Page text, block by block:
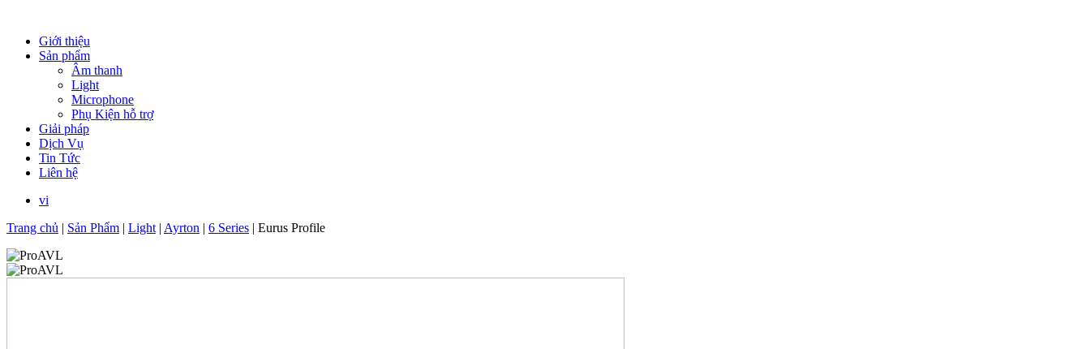
Giới thiệu
Sản phẩm
Âm thanh
Light
Microphone
Phụ Kiện hỗ trợ
Giải pháp
Dịch Vụ
Tin Tức
Liên hệ
vi
Trang chủ | Sản Phẩm | Light | Ayrton | 6 Series | Eurus Profile